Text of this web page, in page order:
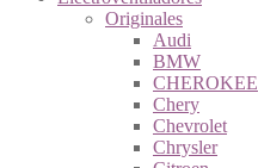
Originales
Audi
BMW
CHEROKEE
Chery
Chevrolet
Chrysler